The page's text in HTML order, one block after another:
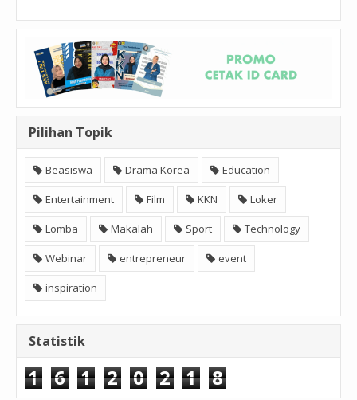
Pilihan Topik
Beasiswa Drama Korea Education
Entertainment Film KKN Loker
Lomba Makalah Sport Technology
Webinar entrepreneur event
inspiration
Statistik
1 6 1 2 0 2 1 8